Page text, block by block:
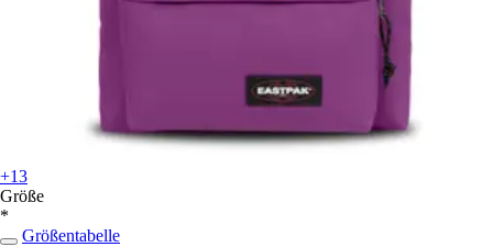
+13
Größe
*
Größentabelle